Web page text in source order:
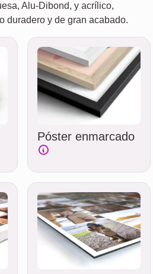
Alu-Dibond, y acrílico,
duradero y de gran acabado.
Póster enmarcado